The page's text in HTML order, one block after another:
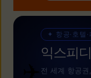
✦ 항공·호텔·
익스피
전 세계 항공